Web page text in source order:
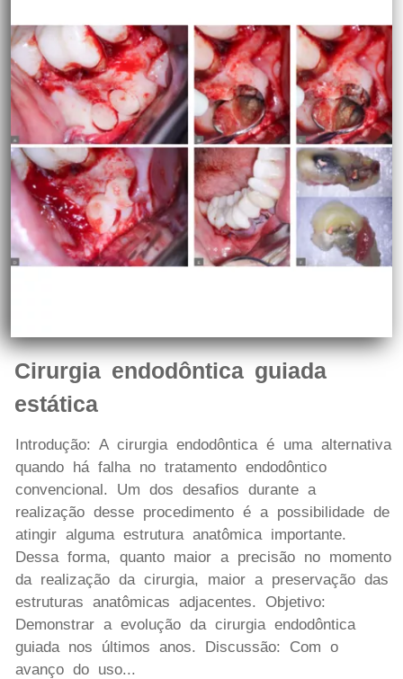
Cirurgia endodôntica guiada
estática
Introdução: A cirurgia endodôntica é uma alternativa
quando há falha no tratamento endodôntico
convencional. Um dos desafios durante a
realização desse procedimento é a possibilidade de
atingir alguma estrutura anatômica importante.
Dessa forma, quanto maior a precisão no momento
da realização da cirurgia, maior a preservação das
estruturas anatômicas adjacentes. Objetivo:
Demonstrar a evolução da cirurgia endodôntica
guiada nos últimos anos. Discussão: Com o
avanço do uso...